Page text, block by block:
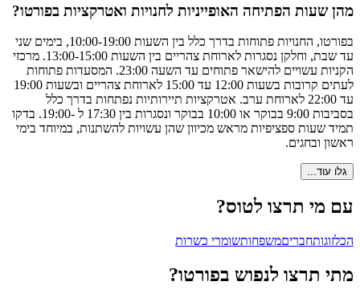
מהן שעות הפתיחה האופייניות לחנויות ואטרקציות בפורטו?
בפורטו, החנויות פתוחות בדרך כלל בין השעות 10:00-19:00, בימים שני
עד שבת, וחלקן נסגרות לארוחת צהריים בין השעות 13:00-15:00. מרכזי
הקניות עשויים להישאר פתוחים עד השעה 23:00. המסעדות פתוחות
לעתים קרובות בשעות 12:00 עד 15:00 לארוחת צהריים ובשעות 19:00
עד 22:00 לארוחת ערב. אטרקציות תיירותיות נפתחות בדרך כלל
בסביבות 9:00 בבוקר או 10:00 בבוקר ונסגרות בין 17:30 ל -19:00. בדקו
תמיד שעות ספציפיות מראש מכיוון שהן עשויות להשתנות, במיוחד בימי
ראשון ובחגים.
גלו עוד...
עם מי תרצו לטוס?
הכלזוגותחבריםמשפחותשומרי כשרות
מתי תרצו לנפוש בפורטו?